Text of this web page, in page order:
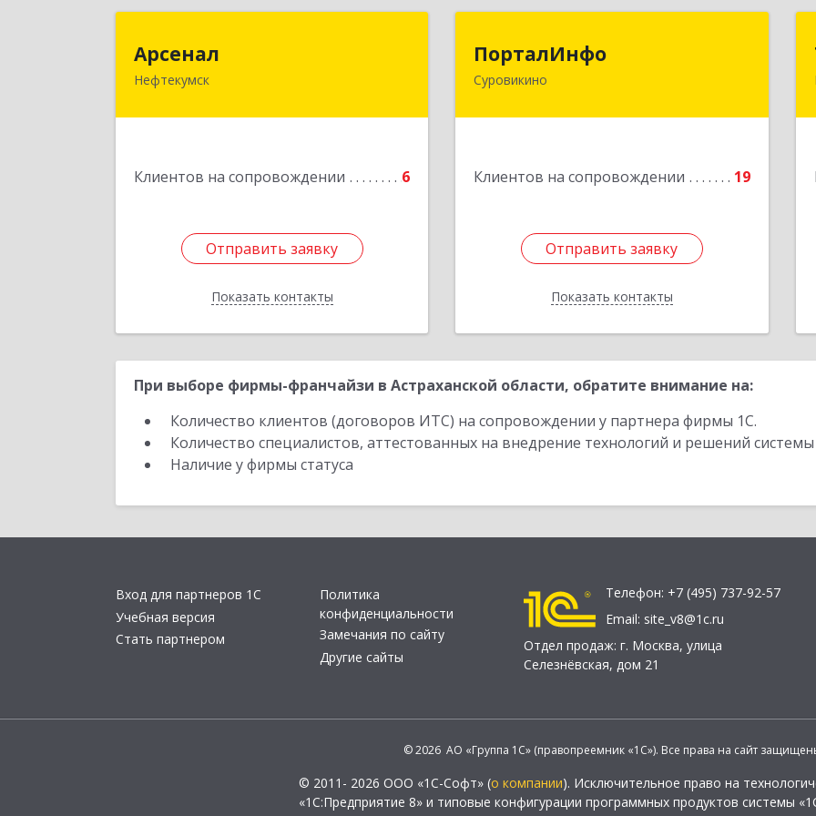
Арсенал
Нефтекумск
Клиентов на сопровождении 6
Отправить заявку
Показать контакты
Ставропольский край, Нефтекумск г,
Отправить заявку
Назад
ПорталИнфо
Суровикино
Клиентов на сопровождении 19
Отправить заявку
Показать контакты
404414, г.Суровкино Волгоградской
Отправить заявку
Назад
При выборе фирмы-франчайзи в Астраханской области, обратите внимание на:
Количество клиентов (договоров ИТС) на сопровождении у партнера фирмы 1С.
Количество специалистов, аттестованных на внедрение технологий и решений
Наличие у фирмы статуса
Вход для партнеров 1С
Учебная версия
Стать партнером
Политика
конфиденциальности
Замечания по сайту
Другие сайты
Телефон: +7 (495) 737-92-57
Email: site_v8@1c.ru
Отдел продаж: г. Москва, улица
Селезнёвская, дом 21
© 2026 АО «Группа 1С» (правопреемник «1С»). Все права на сайт
© 2011- 2026 ООО «1С-Софт» (о компании). Исключительное право на
«1С:Предприятие 8» и типовые конфигурации программных продуктов системы